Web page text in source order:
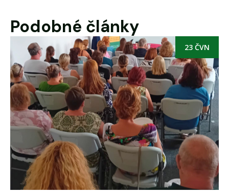
Podobné články
23 ČVN